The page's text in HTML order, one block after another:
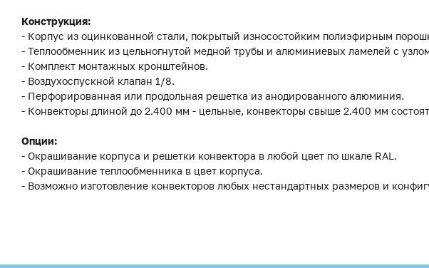
Конструкция:
- Корпус из оцинкованной стали, покрытый износостойким полиэфирным
- Теплообменник из цельногнутой медной трубы и алюминиевых ламелей с
- Комплект монтажных кронштейнов.
- Воздухоспускной клапан 1/8.
- Перфорированная или продольная решетка из анодированного алюминия.
- Конвекторы длиной до 2.400 мм - цельные, конвекторы свыше 2.400 мм
Опции:
- Окрашивание корпуса и решетки конвектора в любой цвет по шкале RAL.
- Окрашивание теплообменника в цвет корпуса.
- Возможно изготовление конвекторов любых нестандартных размеров и